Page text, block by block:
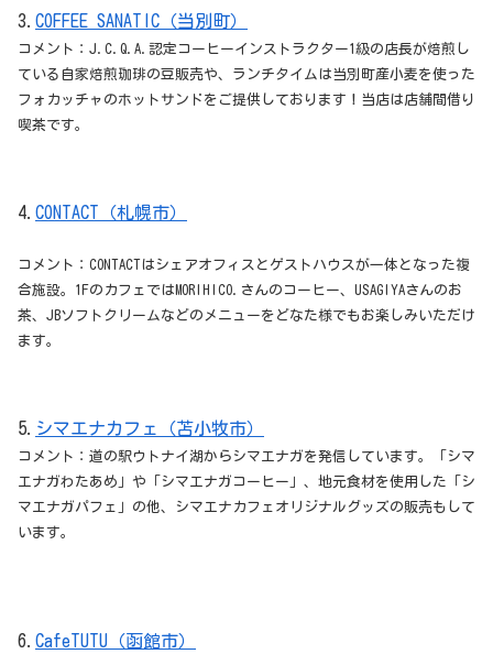
3. COFFEE SANATIC（当別町）
コメント：J.C.Q.A.認定コーヒーインストラクター1級の店長が焙煎し
ている自家焙煎珈琲の豆販売や、ランチタイムは当別町産小麦を使った
フォカッチャのホットサンドをご提供しております！当店は店舗間借り
喫茶です。
4. CONTACT（札幌市）
コメント：CONTACTはシェアオフィスとゲストハウスが一体となった複
合施設。1FのカフェではMORIHICO.さんのコーヒー、USAGIYAさんのお
茶、JBソフトクリームなどのメニューをどなた様でもお楽しみいただけ
ます。
5. シマエナカフェ（苫小牧市）
コメント：道の駅ウトナイ湖からシマエナガを発信しています。「シマ
エナガわたあめ」や「シマエナガコーヒー」、地元食材を使用した「シ
マエナガパフェ」の他、シマエナカフェオリジナルグッズの販売もして
います。
6. CafeTUTU（函館市）